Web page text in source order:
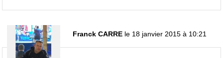
Franck CARRE le 18 janvier 2015 à 10:21